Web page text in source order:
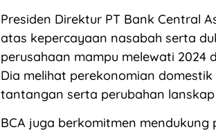
Presiden Direktur PT Bank Central
atas kepercayaan nasabah serta
perusahaan mampu melewati 2024
Dia melihat perekonomian
tantangan serta perubahan
BCA juga berkomitmen